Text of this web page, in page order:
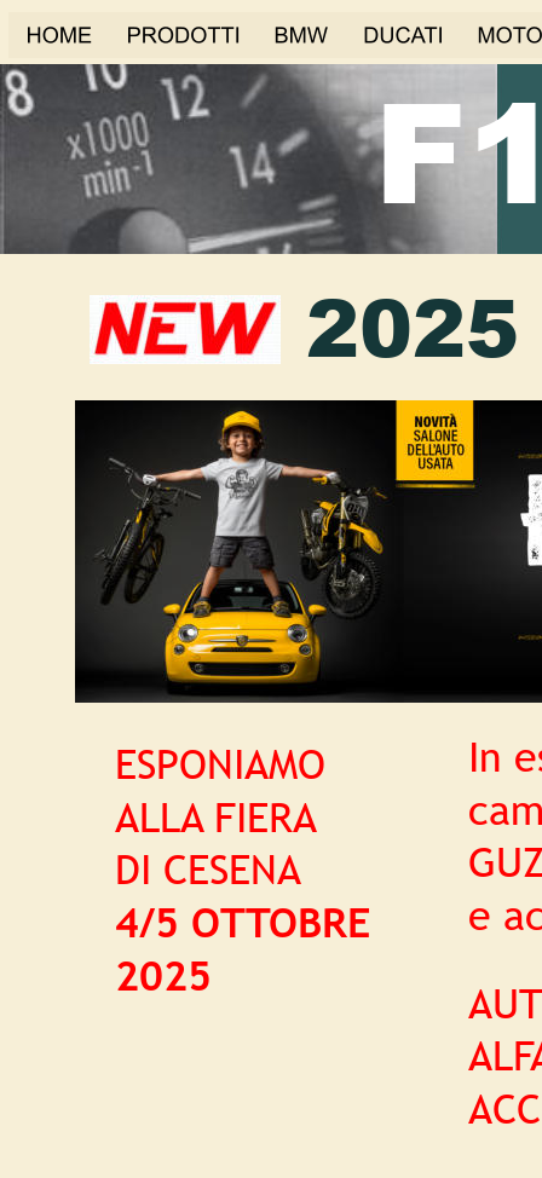
ESPONIAMO
ALLA FIERA
DI CESENA
4/5 OTTOBRE
2025
In
e
2025